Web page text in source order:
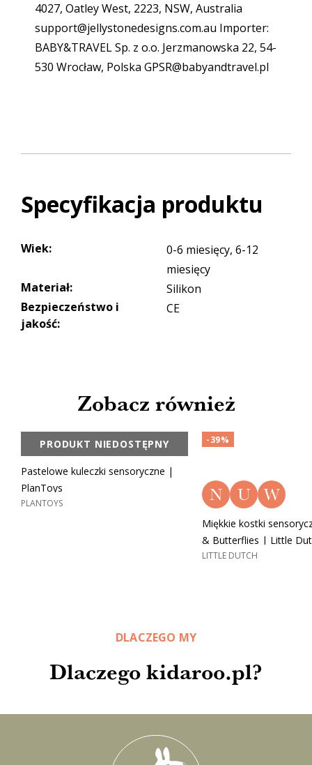
4027, Oatley West, 2223, NSW, Australia
support@jellystonedesigns.com.au Importer:
BABY&TRAVEL Sp. z o.o. Jerzmanowska 22, 54-
530 Wrocław, Polska GPSR@babyandtravel.pl
Specyfikacja produktu
Wiek:
0-6 miesięcy, 6-12
miesięcy
Materiał:
Silikon
Bezpieczeństwo i
jakość:
CE
Zobacz również
Pastelowe kuleczki sensoryczne |
PlanToys
PLANTOYS
PRODUKT NIEDOSTĘPNY
N U W
Miękkie kostki
& Butterflies | Little
LITTLE DUTCH
-39%
Dlaczego kidaroo.pl?
DLACZEGO MY